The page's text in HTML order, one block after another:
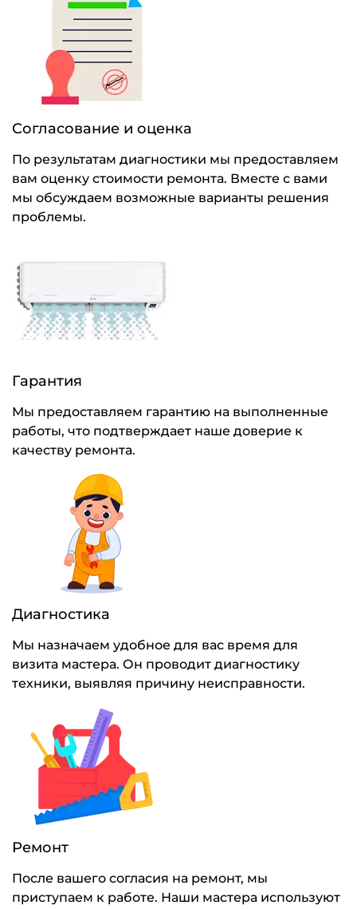
Согласование и оценка
По результатам диагностики мы предоставляем
вам оценку стоимости ремонта. Вместе с вами
мы обсуждаем возможные варианты решения
проблемы.
Гарантия
Мы предоставляем гарантию на выполненные
работы, что подтверждает наше доверие к
качеству ремонта.
Диагностика
Мы назначаем удобное для вас время для
визита мастера. Он проводит диагностику
техники, выявляя причину неисправности.
Ремонт
После вашего согласия на ремонт, мы
приступаем к работе. Наши мастера используют